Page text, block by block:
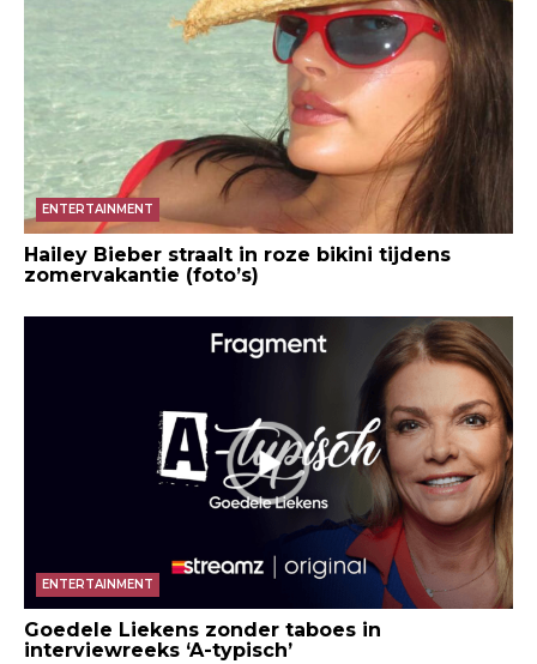
ENTERTAINMENT
Hailey Bieber straalt in roze bikini tijdens
zomervakantie (foto’s)
ENTERTAINMENT
Goedele Liekens zonder taboes in
interviewreeks ‘A-typisch’